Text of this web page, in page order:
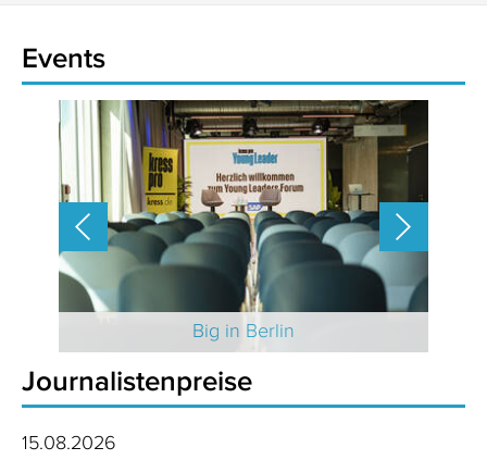
Events
Big in Berlin
Journalistenpreise
15.08.2026